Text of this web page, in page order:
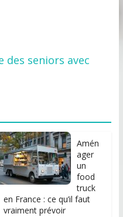
des seniors avec
Amén
ager
un
food
truck
en France : ce qu’il faut
vraiment prévoir